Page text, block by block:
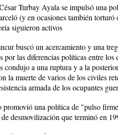
Turbay Ayala se impulsó una
(y en ocasiones también
siguieron activos
buscó un acercamiento y una
por las diferencias políticas entre
a una ruptura y a la
la muerte de varios de los civiles
armada de los ocupantes
una política de "pulso
desmovilización que terminó en